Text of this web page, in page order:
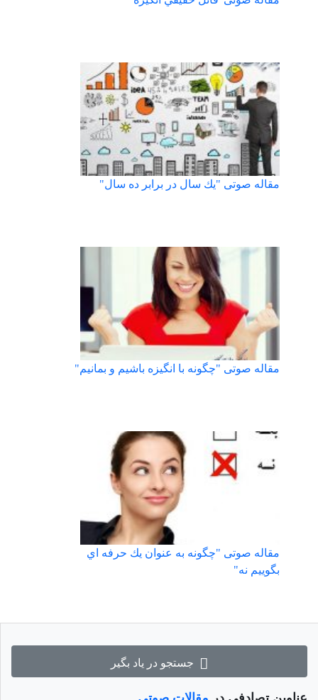
جستجو در یاد بگیر
مقاله صوتی "يك سال در برابر ده سال"
مقاله صوتی "چگونه با انگيزه باشيم و بمانيم"
مقاله صوتی "چگونه به عنوان يك حرفه اي
بگوييم نه"